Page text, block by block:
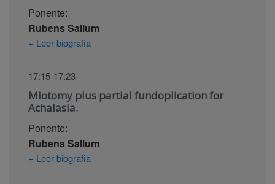
Ponente:
Rubens Sallum
+ Leer biografia
17:15-17:23
Miotomy plus partial fundoplication for
Achalasia.
Ponente:
Rubens Sallum
+ Leer biografia